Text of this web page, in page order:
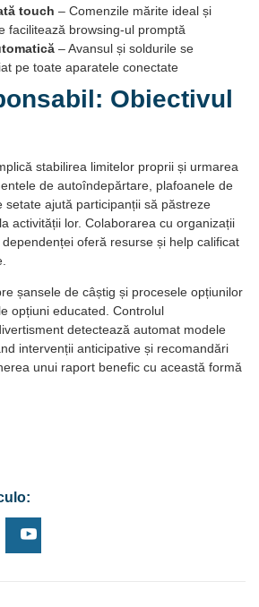
touch – Comenzile mărite ideal și
facilitează browsing-ul promptă
– Avansul și soldurile se
pe toate aparatele conectate
Obiectivul
stabilirea limitelor proprii și urmarea
de autoîndepărtare, plafoanele de
setate ajută participanții să păstreze
activității lor. Colaborarea cu organizații
oferă resurse și help calificat
șansele de câștig și procesele opțiunilor
opțiuni educated. Controlul
detectează automat modele
intervenții anticipative și recomandări
unui raport benefic cu această formă